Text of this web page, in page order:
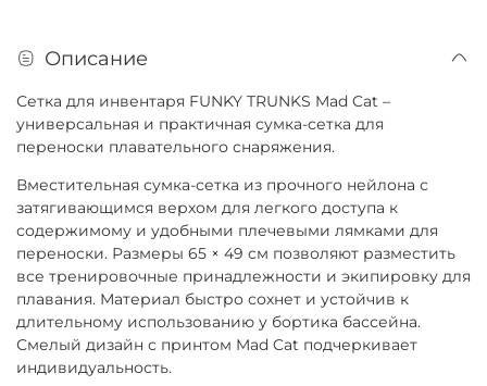
Описание
Сетка для инвентаря FUNKY TRUNKS Mad Cat –
универсальная и практичная сумка-сетка для
переноски плавательного снаряжения.
Вместительная сумка-сетка из прочного нейлона с
затягивающимся верхом для легкого доступа к
содержимому и удобными плечевыми лямками для
переноски. Размеры 65 × 49 см позволяют разместить
все тренировочные принадлежности и экипировку для
плавания. Материал быстро сохнет и устойчив к
длительному использованию у бортика бассейна.
Смелый дизайн с принтом Mad Cat подчеркивает
индивидуальность.